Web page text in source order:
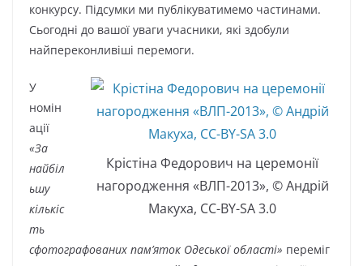
конкурсу. Підсумки ми публікуватимемо частинами.
Сьогодні до вашої уваги учасники, які здобули
найпереконливіші перемоги.
Крістіна Федорович на церемонії
нагородження «ВЛП-2013», © Андрій
Макуха, CC-BY-SA 3.0
У
номін
ації
«За
найбіл
ьшу
кількіс
ть
сфотографованих пам’яток Одеської області» переміг